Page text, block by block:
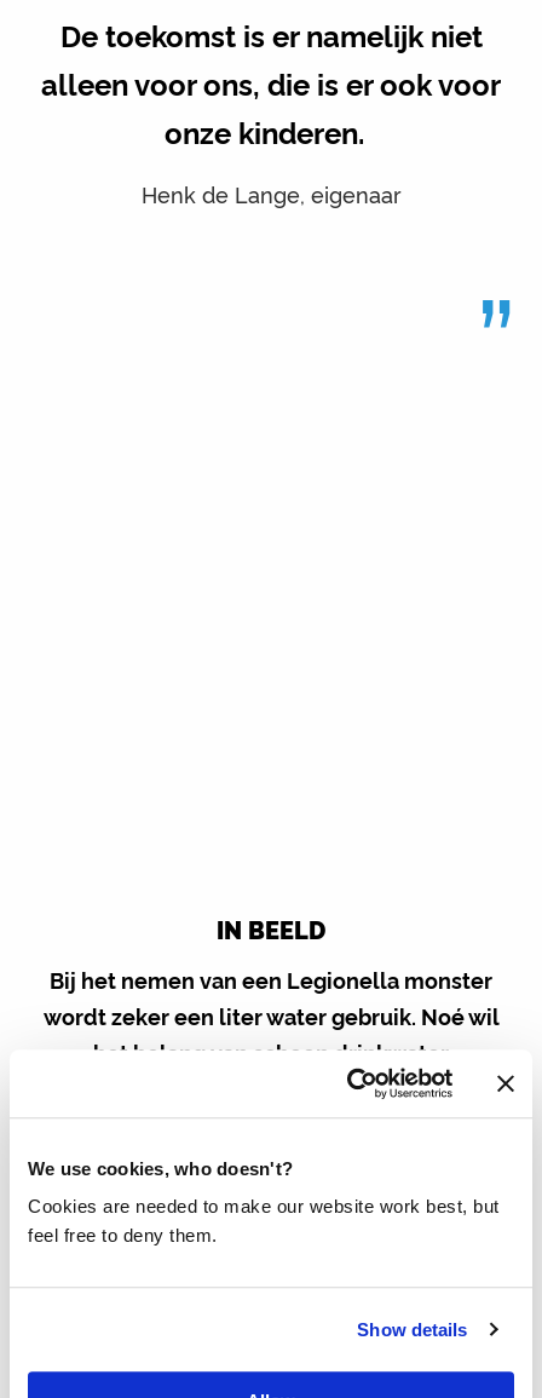
We use cookies, who doesn't?
Cookies are needed to make our website work best, but
feel free to deny them.
Show details
De toekomst is er namelijk niet
alleen voor ons, die is er ook voor
onze kinderen.
Henk de Lange, eigenaar
”
IN BEELD
Bij het nemen van een Legionella monster
wordt zeker een liter water gebruik. Noé wil
het belang van schoon drinkwater
benadrukken door 2500 liter water per
monster te doneren als schoon drinkwater in
ontwikkelingslanden
Meer over legionella preventie